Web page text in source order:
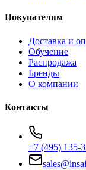
Покупателям
Доставка и
Обучение
Распродажа
Бренды
О компании
Контакты
+7 (495) 135-